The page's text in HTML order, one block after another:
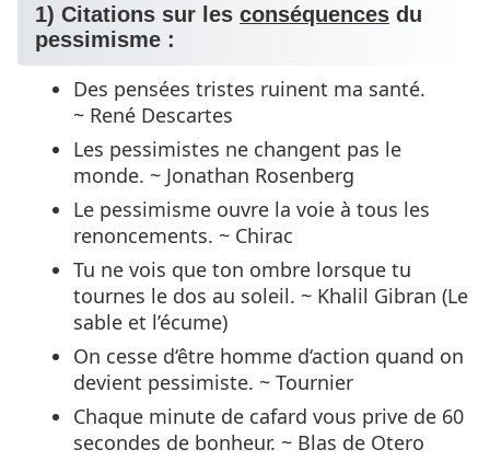
1) Citations sur les conséquences du
pessimisme :
Des pensées tristes ruinent ma santé.
~ René Descartes
Les pessimistes ne changent pas le
monde. ~ Jonathan Rosenberg
Le pessimisme ouvre la voie à tous les
renoncements. ~ Chirac
Tu ne vois que ton ombre lorsque tu
tournes le dos au soleil. ~ Khalil Gibran (Le
sable et l’écume)
On cesse d‘être homme d‘action quand on
devient pessimiste. ~ Tournier
Chaque minute de cafard vous prive de 60
secondes de bonheur. ~ Blas de Otero